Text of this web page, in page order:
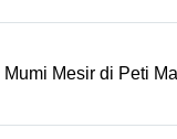
Mesir di Peti